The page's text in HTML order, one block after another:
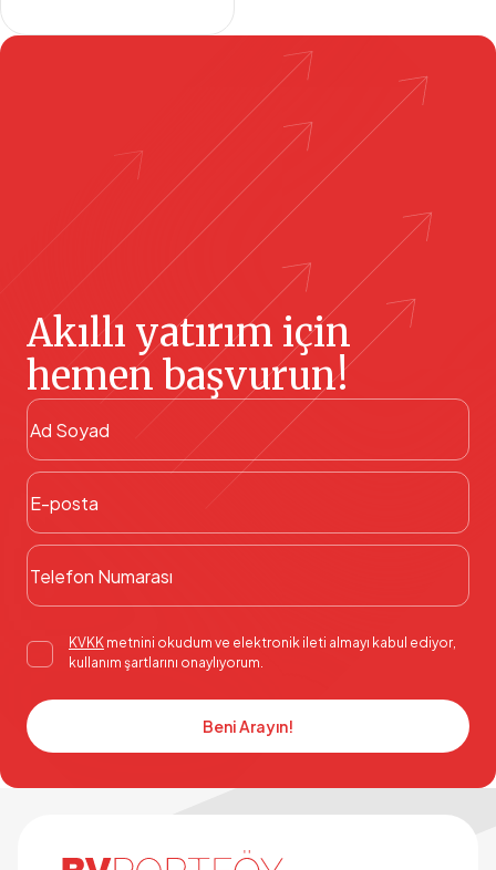
Akıllı yatırım için
hemen başvurun!
KVKK metnini okudum ve elektronik ileti almayı kabul ediyor,
kullanım şartlarını onaylıyorum.
Beni Arayın!